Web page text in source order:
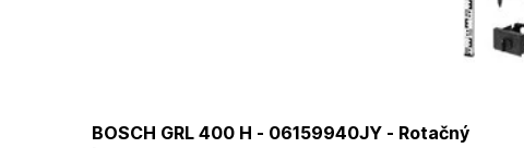
BOSCH GRL 400 H - 06159940JY - Rotačný